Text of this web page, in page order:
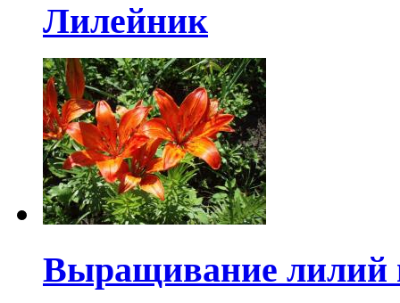
Лилейник
Выращивание лилий